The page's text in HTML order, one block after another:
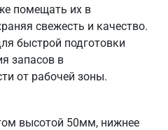
помещать их в
свежесть и качество.
быстрой подготовки
запасов в
от рабочей зоны.
высотой 50мм, нижнее